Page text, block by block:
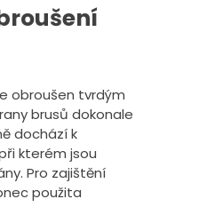
obroušen tvrdým
brusů dokonale
dochází k
kterém jsou
Pro zajištění
použita